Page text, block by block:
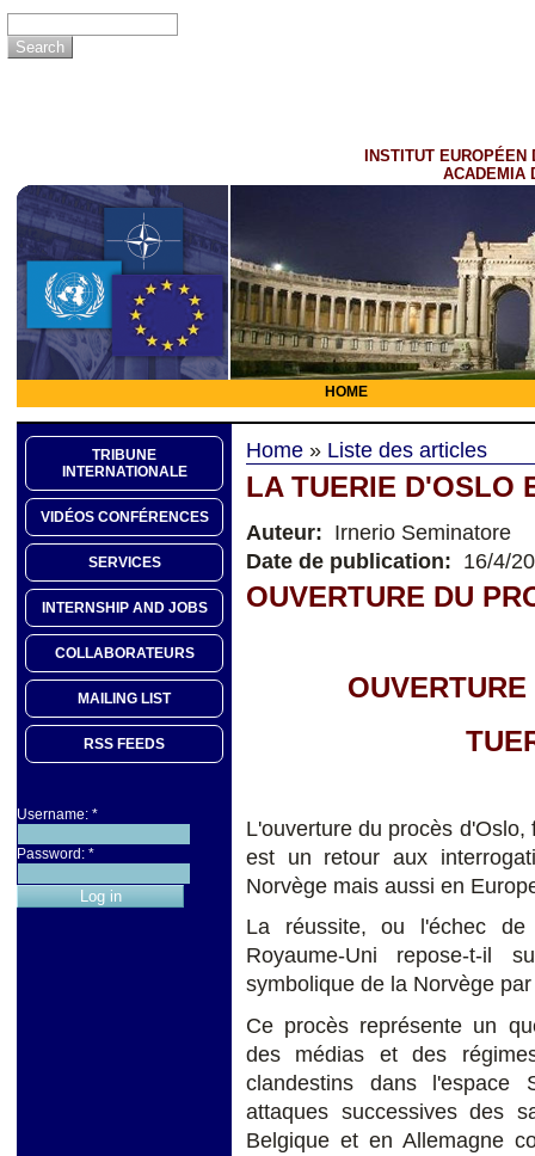
INSTITUT EUROPÉEN
ACADEMIA
HOME
TRIBUNE
INTERNATIONALE
VIDÉOS CONFÉRENCES
SERVICES
INTERNSHIP AND JOBS
COLLABORATEURS
MAILING LIST
RSS FEEDS
Username: *
Password: *
Home » Liste des articles
LA TUERIE D'OSLO
Auteur: Irnerio Seminatore
Date de publication: 16/4/
OUVERTURE DU
L'ouverture du procès
est un retour aux
Norvège mais aussi en
La réussite, ou l'échec de
Royaume-Uni repose-t-il
symbolique de la Norvège
Ce procès représente un
des médias et des
clandestins dans l'espace
attaques successives des
Belgique et en Allemagne